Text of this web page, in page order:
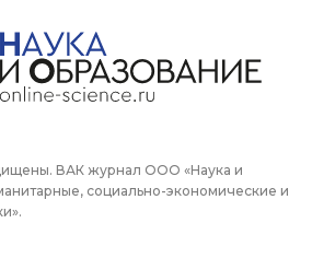
ВАК журнал ООО «Наука и
социально-экономические и